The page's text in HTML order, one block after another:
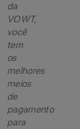
da
VOWT,
você
tem
os
melhores
meios
de
pagamento
para